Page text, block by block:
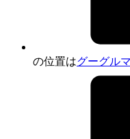
の位置はグーグル